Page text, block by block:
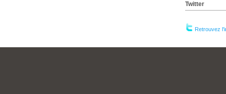
Twitter
Retrouvez